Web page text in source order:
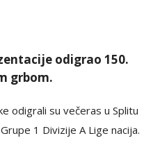
odigrao 150.
grbom.
odigrali su večeras u Splitu
1 Divizije A Lige nacija.